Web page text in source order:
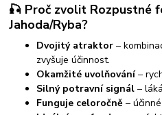
🎣 Proč zvolit Rozpustné
Jahoda/Ryba?
Dvojitý atraktor –
zvyšuje účinnost.
Okamžité uvolňování–
Silný potravní signál –
Funguje celoročně –